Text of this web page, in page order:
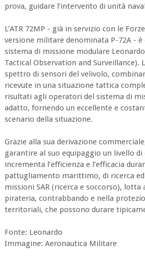
prova, guidare l’intervento di unità
L’ATR 72MP - già in servizio con le
versione militare denominata P-72A -
sistema di missione modulare
Tactical Observation and Surveillance).
spettro di sensori del velivolo,
ricevute in una situazione tattica
risultati agli operatori del sistema di
adatto, fornendo un eccellente e
scenario della situazione.
Grazie alla sua derivazione
garantire al suo equipaggio un livello
incrementa l’efficienza e l’efficacia
pattugliamento marittimo, di ricerca
missioni SAR (ricerca e soccorso),
pirateria, contrabbando e nella
territoriali, che possono durare
Fonte: Leonardo
Immagine: Aeronautica Militare